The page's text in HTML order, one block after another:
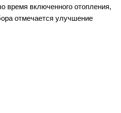
время включенного отопления,
отмечается улучшение